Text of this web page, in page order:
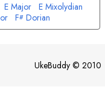
E Major E Mixolydian
F# Dorian
UkeBuddy © 2010